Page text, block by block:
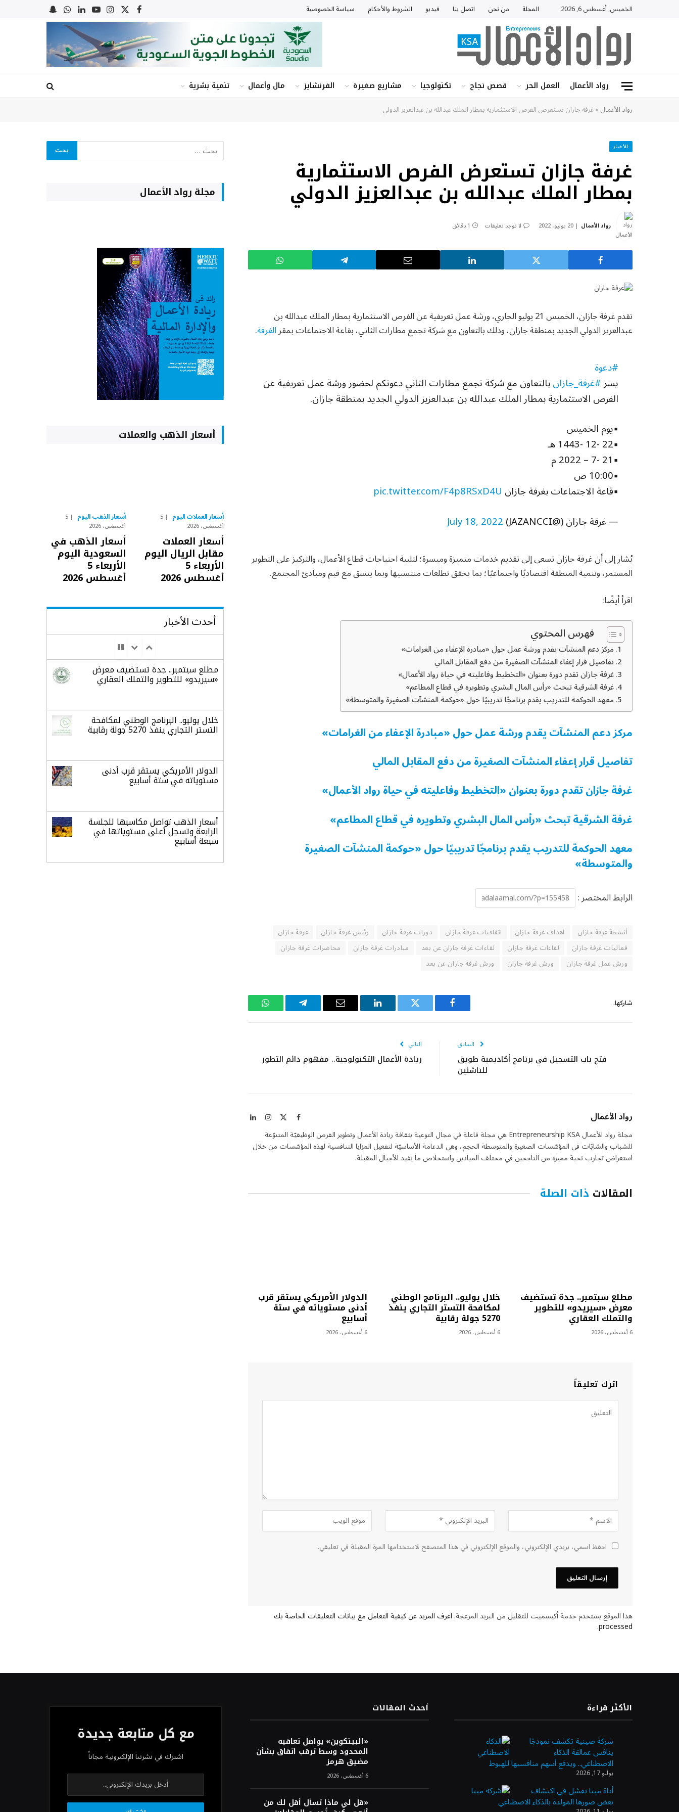
الخميس, أغسطس 6, 2026 المجلة من نحن اتصل بنا فيديو الشروط والأحكام سياسة الخصوصية فيسبوك
X
(Twitter)
الانستغرام
يوتيوبلينكدإنواتسابSnapchat
رواد الأعمال العمل الحر قصص نجاح تكنولوجيا مشاريع صغيرة الفرنشايز مال وأعمال تنمية بشرية
رواد الأعمال»غرفة جازان تستعرض الفرص الاستثمارية بمطار الملك عبدالله بن عبدالعزيز الدولي
الأخبار
غرفة جازان تستعرض الفرص الاستثمارية
بمطار الملك عبدالله بن عبدالعزيز الدولي
رواد الأعمال 20 يوليو، 2022 لا توجد تعليقات 1 دقائق
تقدم غرفة جازان، الخميس 21 يوليو الجاري، ورشة عمل تعريفية عن الفرص الاستثمارية بمطار الملك عبدالله بن
عبدالعزيز الدولي الجديد بمنطقة جازان، وذلك بالتعاون مع شركة تجمع مطارات الثاني، بقاعة الاجتماعات بمقرالغرفة.
#دعوة
يسر#غرفة_جازانبالتعاون مع شركة تجمع مطارات الثاني دعوتكم لحضور ورشة عمل تعريفية عن
الفرص الاستثمارية بمطار الملك عبدالله بن عبدالعزيز الدولي الجديد بمنطقة جازان.
▪يوم الخميس
▪22 -12 -1443 هـ
▪21 -7 – 2022 م
▪10:00 ص
▪قاعة الاجتماعات بغرفة جازان pic.twitter.com/F4p8RSxD4U
— غرفة جازان (@JAZANCCI)
July 18, 2022
يُشار إلى أن غرفة جازان تسعى إلى تقديم خدمات متميزة وميسرة؛ لتلبية احتياجات قطاع الأعمال، والتركيز على التطوير
المستمر، وتنمية المنطقة اقتصاديًا واجتماعيًا؛ بما يحقق تطلعات منتسبيها وبما يتسق مع قيم ومبادئ المجتمع.
اقرأ أيضًا:
فهرس المحتوي
مركز دعم المنشآت يقدم ورشة عمل حول «مبادرة الإعفاء من الغرامات»
تفاصيل قرار إعفاء المنشآت الصغيرة من دفع المقابل المالي
غرفة جازان تقدم دورة بعنوان «التخطيط وفاعليته في حياة رواد الأعمال»
غرفة الشرقية تبحث «رأس المال البشري وتطويره في قطاع المطاعم»
معهد الحوكمة للتدريب يقدم برنامجًا تدريبيًا حول «حوكمة المنشآت الصغيرة والمتوسطة»
مركز دعم المنشآت يقدم ورشة عمل حول «مبادرة الإعفاء من الغرامات»
تفاصيل قرار إعفاء المنشآت الصغيرة من دفع المقابل المالي
غرفة جازان تقدم دورة بعنوان «التخطيط وفاعليته في حياة رواد الأعمال»
غرفة الشرقية تبحث «رأس المال البشري وتطويره في قطاع المطاعم»
معهد الحوكمة للتدريب يقدم برنامجًا تدريبيًا حول «حوكمة المنشآت الصغيرة
والمتوسطة»
الرابط المختصر :
أنشطة غرفة جازان أهداف غرفة جازان اتفاقيات غرفة جازان دورات غرفة جازان رئيس غرفة جازان
غرفة جازان
فعاليات غرفة جازان
لقاءات غرفة جازان لقاءات غرفة جازان عن بعد مبادرات غرفة جازان
محاضرات غرفة جازان
ورش عمل غرفة جازان
ورش غرفة جازان ورش غرفة جازان عن بعد
شاركها.
فيسبوك تويتر لينكدإن
البريد
تيلقرام واتساب
السابق
فتح باب التسجيل في برنامج أكاديمية طويق
للناشئين
التالي
ريادة الأعمال التكنولوجية.. مفهوم دائم التطور
رواد الأعمال فيسبوك الانستغرام
لينكدإن
مجلة رواد الأعمال Entrepreneurship KSA هي مجلة فاعلة في مجال التوعية بثقافة ريادة الأعمال وتطوير الفرص الوظيفيّة المتنوّعة
للشباب والشابّات في المؤسّسات الصغيرة والمتوسطة الحجم، وهي الدعامة الأساسيّة لتفعيل المزايا التنافسية لهذه المؤسّسات من خلال
استعراض تجارب نخبة مميزة من الناجحين في مختلف الميادين واستخلاص ما يفيد الأجيال المقبلة.
المقالات ذات الصلة
مطلع سبتمبر.. جدة تستضيف
معرض «سيريدو» للتطوير
والتملك العقاري
6 أغسطس، 2026
خلال يوليو.. البرنامج الوطني
لمكافحة التستر التجاري ينفذ
5270 جولة رقابية
6 أغسطس، 2026
الدولار الأمريكي يستقر قرب
أدنى مستوياته في ستة
أسابيع
6 أغسطس، 2026
اترك تعليقاً
احفظ اسمي، بريدي الإلكتروني، والموقع الإلكتروني في هذا المتصفح لاستخدامها المرة المقبلة في تعليقي.
هذا الموقع يستخدم خدمة أكيسميت للتقليل من البريد المزعجة.اعرف المزيد عن كيفية التعامل مع بيانات التعليقات الخاصة بك
processed
.
مجلة رواد الأعمال
أسعار الذهب والعملات
أسعار العملات اليوم 5
أغسطس، 2026
أسعار العملات
مقابل الريال اليوم
الأربعاء 5
أغسطس 2026
أسعار الذهب اليوم 5
أغسطس، 2026
أسعار الذهب في
السعودية اليوم
الأربعاء 5
أغسطس 2026
أحدث الأخبار
مطلع سبتمبر.. جدة تستضيف معرض
«سيريدو» للتطوير والتملك العقاري
خلال يوليو.. البرنامج الوطني لمكافحة
التستر التجاري ينفذ 5270 جولة رقابية
الدولار الأمريكي يستقر قرب أدنى
مستوياته في ستة أسابيع
أسعار الذهب تواصل مكاسبها للجلسة
الرابعة وتسجل أعلى مستوياتها في
سبعة أسابيع
الأكثر قراءة
شركة صينية تكشف نموذجًا
ينافس عمالقة الذكاء
الاصطناعي.. ويدفع أسهم منافسيها للهبوط
يوليو 17, 2026
أداة ميتا تفشل في اكتشاف
بعض صورها المولدة بالذكاء الاصطناعي
أحدث المقالات
«البيتكوين» يواصل تعافيه
المحدود وسط ترقب اتفاق بشأن
مضيق هرمز
6 أغسطس، 2026
«قل لي ماذا تسأل أقل لك من
مع كل متابعة جديدة
اشترك في نشرتنا الإلكترونية مجاناً